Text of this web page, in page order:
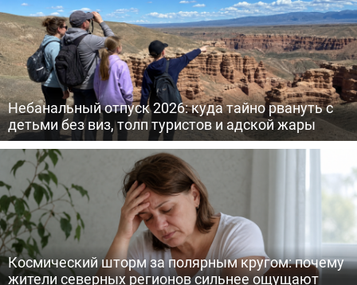
Небанальный отпуск 2026: куда тайно рвануть с
детьми без виз, толп туристов и адской жары
Космический шторм за полярным кругом: почему
жители северных регионов сильнее ощущают